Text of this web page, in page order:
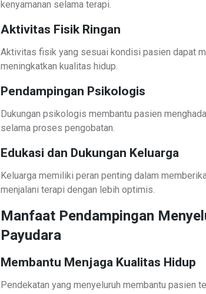
kenyamanan selama terapi.
Aktivitas Fisik Ringan
Aktivitas fisik yang sesuai kondisi pasien dapat
meningkatkan kualitas hidup.
Pendampingan Psikologis
Dukungan psikologis membantu pasien
selama proses pengobatan.
Edukasi dan Dukungan Keluarga
Keluarga memiliki peran penting dalam
menjalani terapi dengan lebih optimis.
Manfaat Pendampingan
Payudara
Membantu Menjaga Kualitas Hidup
Pendekatan yang menyeluruh membantu pasien